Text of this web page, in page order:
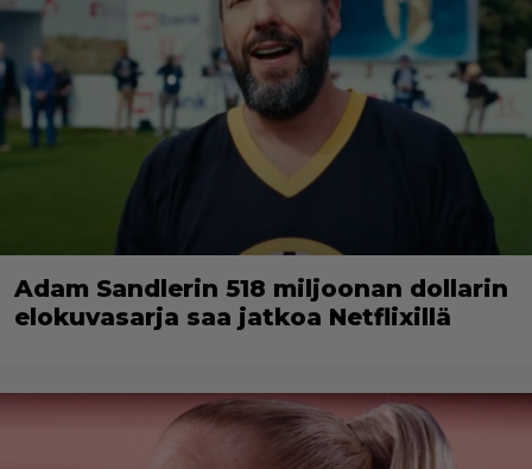
Adam Sandlerin 518 miljoonan dollarin
elokuvasarja saa jatkoa Netflixillä